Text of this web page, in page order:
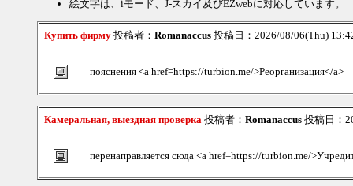
絵文字は、iモード、J-スカイ及びEZwebに対応しています。
Купить фирму 投稿者： Romanaccus 投稿日：2026/08/06(Thu)
пояснения <a href=https://turbion.me/>Реорганизация</a>
Камеральная, выездная проверка 投稿者： Romanaccus 投稿日：
перенаправляется сюда <a href=https://turbion.me/